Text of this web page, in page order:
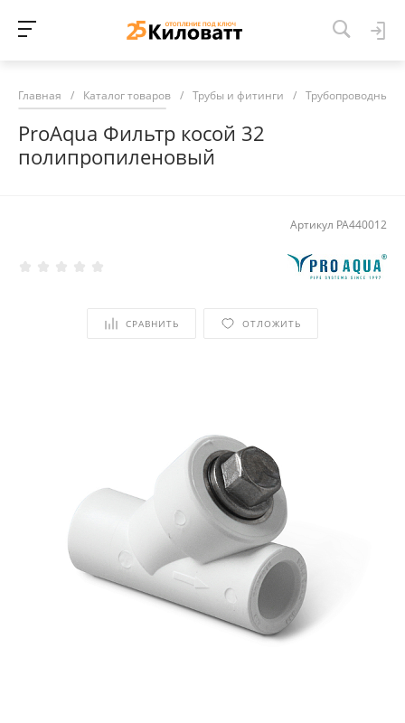
Главная / Каталог товаров / Трубы и фитинги / Трубопроводные
ProAqua Фильтр косой 32
полипропиленовый
Артикул PA440012
СРАВНИТЬ ОТЛОЖИТЬ